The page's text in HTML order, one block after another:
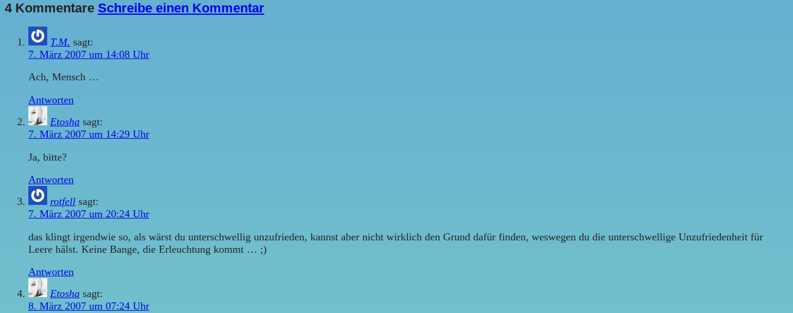
4 Kommentare Schreibe einen Kommentar
T.M. sagt:
7. März 2007 um 14:08 Uhr
Ach, Mensch …
Antworten
Etosha sagt:
7. März 2007 um 14:29 Uhr
Ja, bitte?
Antworten
rotfell sagt:
7. März 2007 um 20:24 Uhr
das klingt irgendwie so, als wärst du unterschwellig unzufrieden, kannst aber nicht wirklich den Grund dafür finden, weswegen du die unterschwellige Unzufriedenheit für
Leere hälst. Keine Bange, die Erleuchtung kommt … ;)
Antworten
Etosha sagt:
8. März 2007 um 07:24 Uhr